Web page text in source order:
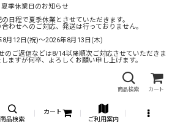
夏季休業日のお知らせ
日程で夏季休業とさせていただきます。
わせへのご対応、発送は行っておりません。
月12日(祝)～2026年8月13日(木)
のご返信などは8/14以降順次ご対応させていただきま
ますが何卒、よろしくお願い申し上げます。
商品検索 カート
商品検索
カート
ご利用案内